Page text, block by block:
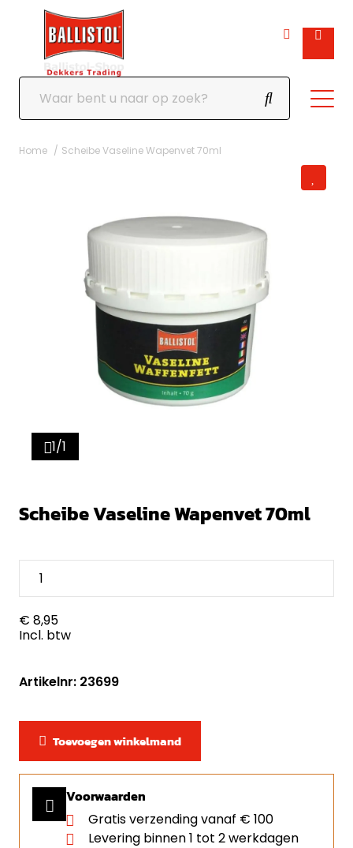
Home Scheibe Vaseline Wapenvet 70ml
1/1
Scheibe Vaseline Wapenvet 70ml
€ 8,95
Incl. btw
Artikelnr: 23699
Toevoegen winkelmand
Voorwaarden
Gratis verzending vanaf € 100
Levering binnen 1 tot 2 werkdagen